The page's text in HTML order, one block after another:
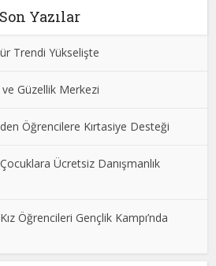
Son Yazılar
Trendi Yükselişte
Güzellik Merkezi
Öğrencilere Kırtasiye Desteği
Ücretsiz Danışmanlık
Öğrencileri Gençlik Kampı’nda